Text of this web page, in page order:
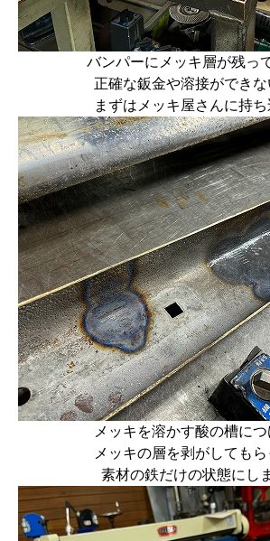
バンパーにメッキ層が残っ
正確な鈑金や溶接ができ
まずはメッキ屋さんに持
メッキを溶かす酸の槽につ
メッキの層を剥がしてもら
素材の鉄だけの状態にし